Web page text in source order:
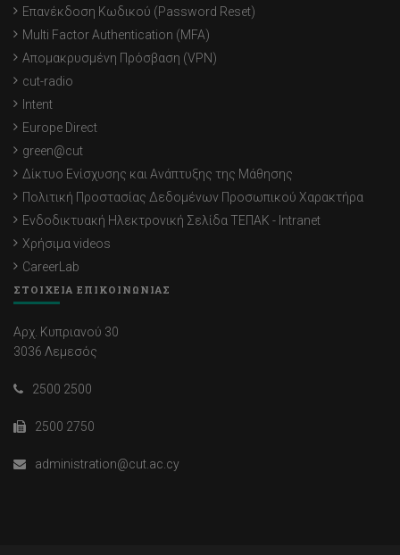
Επανέκδοση Κωδικού (Password Reset)
Multi Factor Authentication (MFA)
Απομακρυσμένη Πρόσβαση (VPN)
cut-radio
Intent
Europe Direct
green@cut
Δίκτυο Ενίσχυσης και Ανάπτυξης της Μάθησης
Πολιτική Προστασίας Δεδομένων Προσωπικού Χαρακτήρα
Ενδοδικτυακή Ηλεκτρονική Σελίδα ΤΕΠΑΚ - Intranet
Χρήσιμα videos
CareerLab
ΣΤΟΙΧΕΙΑ ΕΠΙΚΟΙΝΩΝΙΑΣ
Αρχ. Κυπριανού 30
3036 Λεμεσός
2500 2500
2500 2750
administration@cut.ac.cy